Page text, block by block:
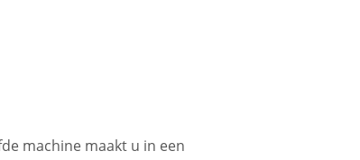
machine maakt u in een